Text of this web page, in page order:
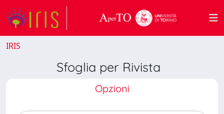
IRIS
Sfoglia per Rivista
Opzioni